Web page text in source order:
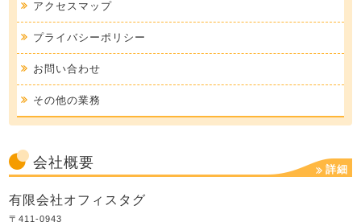
アクセスマップ
プライバシーポリシー
お問い合わせ
その他の業務
会社概要 詳細
有限会社オフィスタグ
〒411-0943